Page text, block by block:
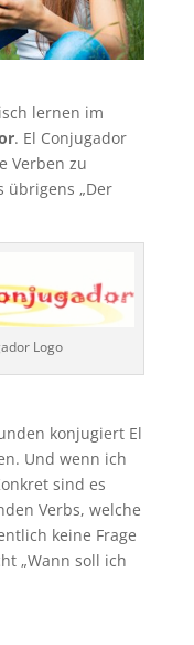
lernen im
. El Conjugador
Verben zu
übrigens „Der
Logo
konjugiert El
Und wenn ich
sind es
Verbs, welche
keine Frage
„Wann soll ich